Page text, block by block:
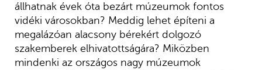
állhatnak évek óta bezárt múzeumok fontos
vidéki városokban? Meddig lehet építeni a
megalázóan alacsony bérekért dolgozó
szakemberek elhivatottságára? Miközben
mindenki az országos nagy múzeumok